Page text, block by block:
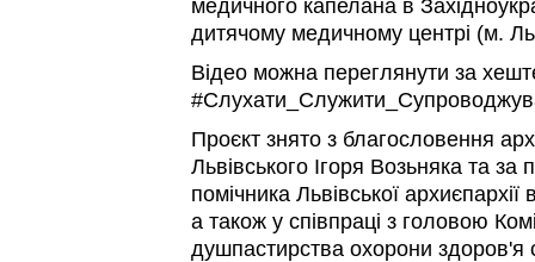
медичного капелана в
дитячому медичному центрі (м.
Відео можна переглянути за
Проєкт знято з благословення
Львівського Ігоря Возьняка та за
помічника Львівської
а також у співпраці з головою
душпастирства охорони